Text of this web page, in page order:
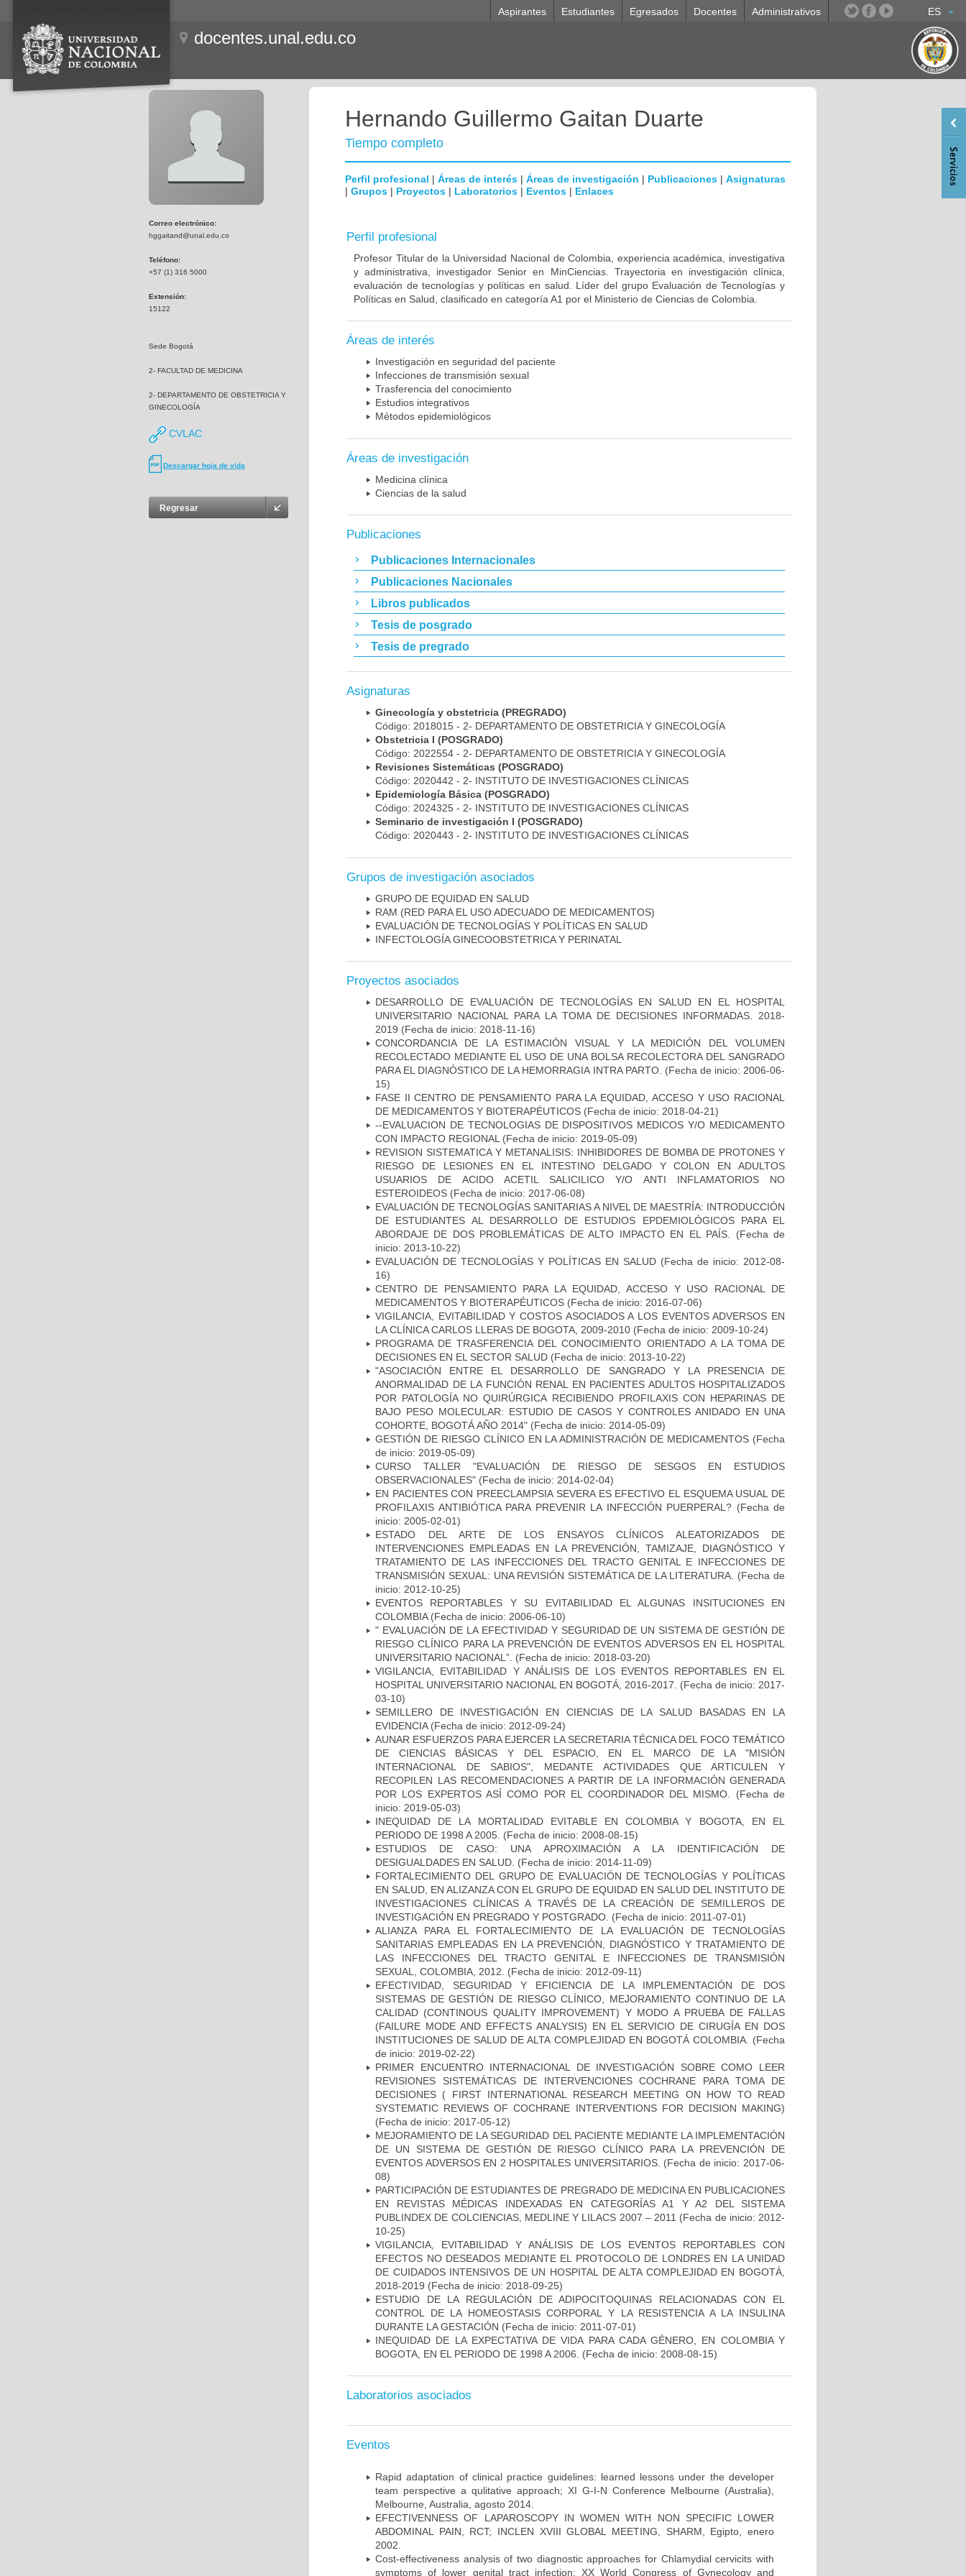
ES
Aspirantes Estudiantes Egresados Docentes Administrativos
docentes.unal.edu.co
Correo electrónico:
hggaitand@unal.edu.co
Teléfono:
+57 (1) 316 5000
Extensión:
15122
Sede Bogotá
2- FACULTAD DE MEDICINA
2- DEPARTAMENTO DE OBSTETRICIA Y
GINECOLOGÍA
CVLAC
Descargar hoja de vida
Regresar
Hernando Guillermo Gaitan Duarte
Tiempo completo
Perfil profesional | Áreas de interés | Áreas de investigación | Publicaciones | Asignaturas
| Grupos | Proyectos | Laboratorios | Eventos | Enlaces
Perfil profesional
Profesor Titular de la Universidad Nacional de Colombia, experiencia académica, investigativa
y administrativa, investigador Senior en MinCiencias. Trayectoria en investigación clínica,
evaluación de tecnologías y políticas en salud. Líder del grupo Evaluación de Tecnologías y
Políticas en Salud, clasificado en categoría A1 por el Ministerio de Ciencias de Colombia.
Áreas de interés
Investigación en seguridad del paciente
Infecciones de transmisión sexual
Trasferencia del conocimiento
Estudios integrativos
Métodos epidemiológicos
Áreas de investigación
Medicina clínica
Ciencias de la salud
Publicaciones
Publicaciones Internacionales
Publicaciones Nacionales
Libros publicados
Tesis de posgrado
Tesis de pregrado
Asignaturas
Ginecología y obstetricia (PREGRADO)
Código: 2018015 - 2- DEPARTAMENTO DE OBSTETRICIA Y GINECOLOGÍA
Obstetricia I (POSGRADO)
Código: 2022554 - 2- DEPARTAMENTO DE OBSTETRICIA Y GINECOLOGÍA
Revisiones Sistemáticas (POSGRADO)
Código: 2020442 - 2- INSTITUTO DE INVESTIGACIONES CLÍNICAS
Epidemiología Básica (POSGRADO)
Código: 2024325 - 2- INSTITUTO DE INVESTIGACIONES CLÍNICAS
Seminario de investigación I (POSGRADO)
Código: 2020443 - 2- INSTITUTO DE INVESTIGACIONES CLÍNICAS
Grupos de investigación asociados
GRUPO DE EQUIDAD EN SALUD
RAM (RED PARA EL USO ADECUADO DE MEDICAMENTOS)
EVALUACIÓN DE TECNOLOGÍAS Y POLÍTICAS EN SALUD
INFECTOLOGÍA GINECOOBSTETRICA Y PERINATAL
Proyectos asociados
DESARROLLO DE EVALUACIÓN DE TECNOLOGÍAS EN SALUD EN EL HOSPITAL
UNIVERSITARIO NACIONAL PARA LA TOMA DE DECISIONES INFORMADAS. 2018-
2019 (Fecha de inicio: 2018-11-16)
CONCORDANCIA DE LA ESTIMACIÓN VISUAL Y LA MEDICIÓN DEL VOLUMEN
RECOLECTADO MEDIANTE EL USO DE UNA BOLSA RECOLECTORA DEL SANGRADO
PARA EL DIAGNÓSTICO DE LA HEMORRAGIA INTRA PARTO. (Fecha de inicio: 2006-06-
15)
FASE II CENTRO DE PENSAMIENTO PARA LA EQUIDAD, ACCESO Y USO RACIONAL
DE MEDICAMENTOS Y BIOTERAPÉUTICOS (Fecha de inicio: 2018-04-21)
--EVALUACION DE TECNOLOGIAS DE DISPOSITIVOS MEDICOS Y/O MEDICAMENTO
CON IMPACTO REGIONAL (Fecha de inicio: 2019-05-09)
REVISION SISTEMATICA Y METANALISIS: INHIBIDORES DE BOMBA DE PROTONES Y
RIESGO DE LESIONES EN EL INTESTINO DELGADO Y COLON EN ADULTOS
USUARIOS DE ACIDO ACETIL SALICILICO Y/O ANTI INFLAMATORIOS NO
ESTEROIDEOS (Fecha de inicio: 2017-06-08)
EVALUACIÓN DE TECNOLOGÍAS SANITARIAS A NIVEL DE MAESTRÍA: INTRODUCCIÓN
DE ESTUDIANTES AL DESARROLLO DE ESTUDIOS EPDEMIOLÓGICOS PARA EL
ABORDAJE DE DOS PROBLEMÁTICAS DE ALTO IMPACTO EN EL PAÍS.
(Fecha de
inicio: 2013-10-22)
EVALUACIÓN DE TECNOLOGÍAS Y POLÍTICAS EN SALUD (Fecha de inicio: 2012-08-
16)
CENTRO DE PENSAMIENTO PARA LA EQUIDAD, ACCESO Y USO RACIONAL DE
MEDICAMENTOS Y BIOTERAPÉUTICOS (Fecha de inicio: 2016-07-06)
VIGILANCIA, EVITABILIDAD Y COSTOS ASOCIADOS A LOS EVENTOS ADVERSOS EN
LA CLÍNICA CARLOS LLERAS DE BOGOTA, 2009-2010 (Fecha de inicio: 2009-10-24)
PROGRAMA DE TRASFERENCIA DEL CONOCIMIENTO ORIENTADO A LA TOMA DE
DECISIONES EN EL SECTOR SALUD (Fecha de inicio: 2013-10-22)
"ASOCIACIÓN ENTRE EL DESARROLLO DE SANGRADO Y LA PRESENCIA DE
ANORMALIDAD DE LA FUNCIÓN RENAL EN PACIENTES ADULTOS HOSPITALIZADOS
POR PATOLOGÍA NO QUIRÚRGICA RECIBIENDO PROFILAXIS CON HEPARINAS DE
BAJO PESO MOLECULAR: ESTUDIO DE CASOS Y CONTROLES ANIDADO EN UNA
COHORTE, BOGOTÁ AÑO 2014" (Fecha de inicio: 2014-05-09)
GESTIÓN DE RIESGO CLÍNICO EN LA ADMINISTRACIÓN DE MEDICAMENTOS (Fecha
de inicio: 2019-05-09)
CURSO TALLER "EVALUACIÓN DE RIESGO DE SESGOS EN ESTUDIOS
OBSERVACIONALES" (Fecha de inicio: 2014-02-04)
EN PACIENTES CON PREECLAMPSIA SEVERA ES EFECTIVO EL ESQUEMA USUAL DE
PROFILAXIS ANTIBIÓTICA PARA PREVENIR LA INFECCIÓN PUERPERAL? (Fecha de
inicio: 2005-02-01)
ESTADO DEL ARTE DE LOS ENSAYOS CLÍNICOS ALEATORIZADOS DE
INTERVENCIONES EMPLEADAS EN LA PREVENCIÓN, TAMIZAJE, DIAGNÓSTICO Y
TRATAMIENTO DE LAS INFECCIONES DEL TRACTO GENITAL E INFECCIONES DE
TRANSMISIÓN SEXUAL: UNA REVISIÓN SISTEMÁTICA DE LA LITERATURA.
(Fecha de
inicio: 2012-10-25)
EVENTOS REPORTABLES Y SU EVITABILIDAD EL ALGUNAS INSITUCIONES EN
COLOMBIA (Fecha de inicio: 2006-06-10)
" EVALUACIÓN DE LA EFECTIVIDAD Y SEGURIDAD DE UN SISTEMA DE GESTIÓN DE
RIESGO CLÍNICO PARA LA PREVENCIÓN DE EVENTOS ADVERSOS EN EL HOSPITAL
UNIVERSITARIO NACIONAL”. (Fecha de inicio: 2018-03-20)
VIGILANCIA, EVITABILIDAD Y ANÁLISIS DE LOS EVENTOS REPORTABLES EN EL
HOSPITAL UNIVERSITARIO NACIONAL EN BOGOTÁ, 2016-2017.
(Fecha de inicio: 2017-
03-10)
SEMILLERO DE INVESTIGACIÓN EN CIENCIAS DE LA SALUD BASADAS EN LA
EVIDENCIA(Fecha de inicio: 2012-09-24)
AUNAR ESFUERZOS PARA EJERCER LA SECRETARIA TÉCNICA DEL FOCO TEMÁTICO
DE CIENCIAS BÁSICAS Y DEL ESPACIO, EN EL MARCO DE LA "MISIÓN
INTERNACIONAL DE SABIOS", MEDANTE ACTIVIDADES QUE ARTICULEN Y
RECOPILEN LAS RECOMENDACIONES A PARTIR DE LA INFORMACIÓN GENERADA
POR LOS EXPERTOS ASÍ COMO POR EL COORDINADOR DEL MISMO.
(Fecha de
inicio: 2019-05-03)
INEQUIDAD DE LA MORTALIDAD EVITABLE EN COLOMBIA Y BOGOTA, EN EL
PERIODO DE 1998 A 2005. (Fecha de inicio: 2008-08-15)
ESTUDIOS DE CASO: UNA APROXIMACIÓN A LA IDENTIFICACIÓN DE
DESIGUALDADES EN SALUD. (Fecha de inicio: 2014-11-09)
FORTALECIMIENTO DEL GRUPO DE EVALUACIÓN DE TECNOLOGÍAS Y POLÍTICAS
EN SALUD, EN ALIZANZA CON EL GRUPO DE EQUIDAD EN SALUD DEL INSTITUTO DE
INVESTIGACIONES CLÍNICAS A TRAVÉS DE LA CREACIÓN DE SEMILLEROS DE
INVESTIGACIÓN EN PREGRADO Y POSTGRADO. (Fecha de inicio: 2011-07-01)
ALIANZA PARA EL FORTALECIMIENTO DE LA EVALUACIÓN DE TECNOLOGÍAS
SANITARIAS EMPLEADAS EN LA PREVENCIÓN, DIAGNÓSTICO Y TRATAMIENTO DE
LAS INFECCIONES DEL TRACTO GENITAL E INFECCIONES DE TRANSMISIÓN
SEXUAL, COLOMBIA, 2012.
(Fecha de inicio: 2012-09-11)
EFECTIVIDAD, SEGURIDAD Y EFICIENCIA DE LA IMPLEMENTACIÓN DE DOS
SISTEMAS DE GESTIÓN DE RIESGO CLÍNICO, MEJORAMIENTO CONTINUO DE LA
CALIDAD (CONTINOUS QUALITY IMPROVEMENT) Y MODO A PRUEBA DE FALLAS
(FAILURE MODE AND EFFECTS ANALYSIS) EN EL SERVICIO DE CIRUGÍA EN DOS
INSTITUCIONES DE SALUD DE ALTA COMPLEJIDAD EN BOGOTÁ COLOMBIA.
(Fecha
de inicio: 2019-02-22)
PRIMER ENCUENTRO INTERNACIONAL DE INVESTIGACIÓN SOBRE COMO LEER
REVISIONES SISTEMÁTICAS DE INTERVENCIONES COCHRANE PARA TOMA DE
DECISIONES ( FIRST INTERNATIONAL RESEARCH MEETING ON HOW TO READ
SYSTEMATIC REVIEWS OF COCHRANE INTERVENTIONS FOR DECISION MAKING)
(Fecha de inicio: 2017-05-12)
MEJORAMIENTO DE LA SEGURIDAD DEL PACIENTE MEDIANTE LA IMPLEMENTACIÓN
DE UN SISTEMA DE GESTIÓN DE RIESGO CLÍNICO PARA LA PREVENCIÓN DE
EVENTOS ADVERSOS EN 2 HOSPITALES UNIVERSITARIOS. (Fecha de inicio: 2017-06-
08)
PARTICIPACIÓN DE ESTUDIANTES DE PREGRADO DE MEDICINA EN PUBLICACIONES
EN REVISTAS MÉDICAS INDEXADAS EN CATEGORÍAS A1 Y A2 DEL SISTEMA
PUBLINDEX DE COLCIENCIAS, MEDLINE Y LILACS 2007 – 2011 (Fecha de inicio: 2012-
10-25)
VIGILANCIA, EVITABILIDAD Y ANÁLISIS DE LOS EVENTOS REPORTABLES CON
EFECTOS NO DESEADOS MEDIANTE EL PROTOCOLO DE LONDRES EN LA UNIDAD
DE CUIDADOS INTENSIVOS DE UN HOSPITAL DE ALTA COMPLEJIDAD EN BOGOTÁ,
2018-2019 (Fecha de inicio: 2018-09-25)
ESTUDIO DE LA REGULACIÓN DE ADIPOCITOQUINAS RELACIONADAS CON EL
CONTROL DE LA HOMEOSTASIS CORPORAL Y LA RESISTENCIA A LA INSULINA
DURANTE LA GESTACIÓN (Fecha de inicio: 2011-07-01)
INEQUIDAD DE LA EXPECTATIVA DE VIDA PARA CADA GÉNERO, EN COLOMBIA Y
BOGOTA, EN EL PERIODO DE 1998 A 2006. (Fecha de inicio: 2008-08-15)
Laboratorios asociados
Eventos
Rapid adaptation of clinical practice guidelines: learned lessons under the developer
team perspective a qulitative approach; XI G-I-N Conference Melbourne (Australia),
Melbourne, Australia, agosto 2014.
EFECTIVENNESS OF LAPAROSCOPY IN WOMEN WITH NON SPECIFIC LOWER
ABDOMINAL PAIN, RCT; INCLEN XVIII GLOBAL MEETING, SHARM, Egipto, enero
2002.
Cost-effectiveness analysis of two diagnostic approaches for Chlamydial cervicits with
symptoms of lower genital tract infection; XX World Congress of Gynecology and